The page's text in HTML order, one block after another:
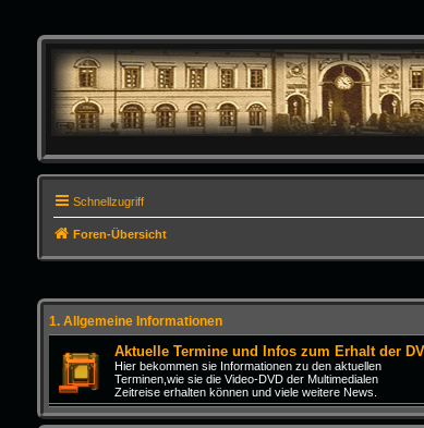
Schnellzugriff
Foren-Übersicht
1. Allgemeine Informationen
Aktuelle Termine und Infos zum Erhalt der
Hier bekommen sie Informationen zu den aktuellen
Terminen,wie sie die Video-DVD der Multimedialen
Zeitreise erhalten können und viele weitere News.